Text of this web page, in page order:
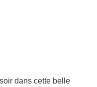
dans cette belle